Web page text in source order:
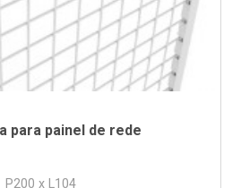
para painel de rede
P200 x L104